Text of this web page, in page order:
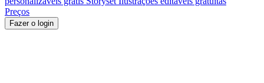
Preços
Fazer o login